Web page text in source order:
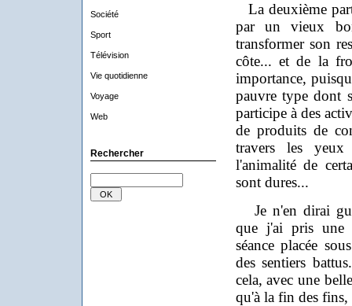
Société
Sport
Télévision
Vie quotidienne
Voyage
Web
Rechercher
La deuxième
par un vieux
transformer son
côte... et de la
importance,
pauvre type dont
participe à des
de produits de
travers les
l'animalité de
sont dures...
Je n'en dirai
que j'ai pris une
séance placée
des sentiers
cela, avec une
qu'à la fin des